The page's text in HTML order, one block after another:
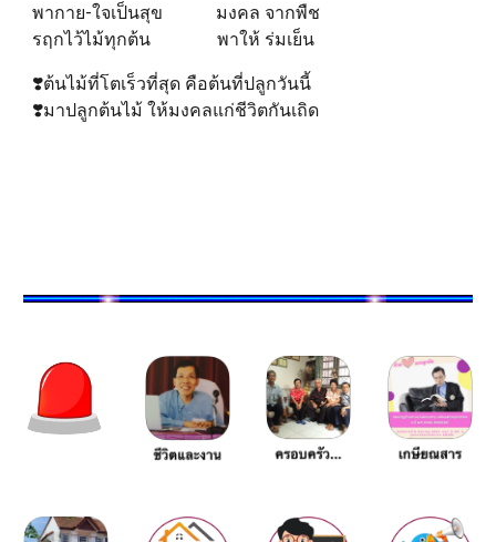
พากาย-ใจเป็นสุข มงคล จากพืช
รฤกไว้ไม้ทุกต้น พาให้ ร่มเย็น
❣️ต้นไม้ที่โตเร็วที่สุด คือต้นที่ปลูกวันนี้
❣️มาปลูกต้นไม้ ให้มงคลแก่ชีวิตกันเถิด